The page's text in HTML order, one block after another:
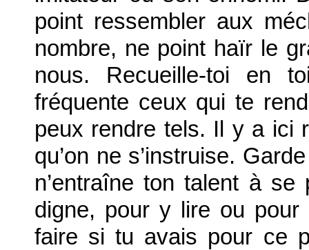
point ressembler aux
nombre, ne point haïr le
nous. Recueille-toi en
fréquente ceux qui te
peux rendre tels. Il y a ici
qu’on ne s’instruise.
n’entraîne ton talent à
digne, pour y lire ou
faire si tu avais pour ce